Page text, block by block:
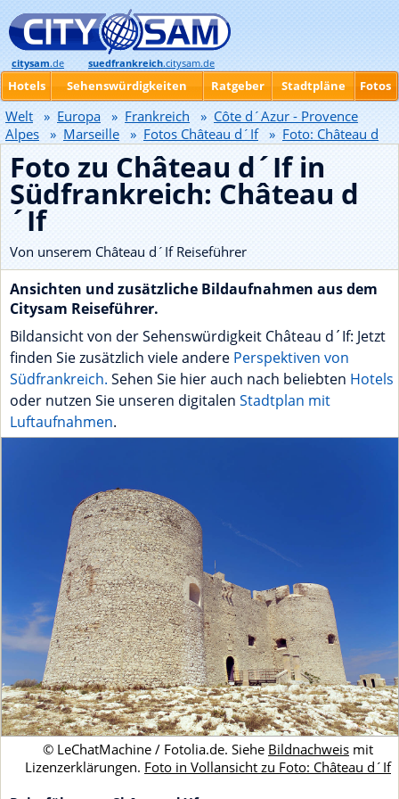
Foto zu Château d´If in
Südfrankreich: Château d
´If
Von unserem Château d´If Reiseführer
Ansichten und zusätzliche Bildaufnahmen aus dem
Citysam Reiseführer.
Bildansicht von der Sehenswürdigkeit Château d´If: Jetzt
finden Sie zusätzlich viele andere Perspektiven von
Südfrankreich. Sehen Sie hier auch nach beliebten Hotels
oder nutzen Sie unseren digitalen Stadtplan mit
Luftaufnahmen.
© LeChatMachine / Fotolia.de. Siehe Bildnachweis mit
Lizenzerklärungen. Foto in Vollansicht zu Foto: Château d´If
citysam.de suedfrankreich.citysam.de
Hotels Sehenswürdigkeiten Ratgeber Stadtpläne Fotos
Welt » Europa » Frankreich » Côte d´Azur - Provence
Alpes » Marseille » Fotos Château d´If » Foto: Château d